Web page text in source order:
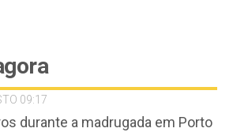
09:17
durante a madrugada em Porto